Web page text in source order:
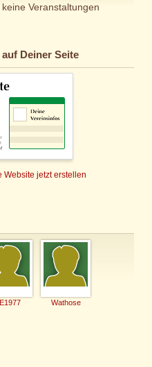
Veranstaltungen
Deiner Seite
Website jetzt erstellen
Wathose